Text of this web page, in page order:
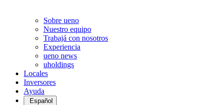
Sobre ueno
Nuestro equipo
Trabajá con nosotros
Experiencia
ueno news
uholdings
Locales
Inversores
Ayuda
Español